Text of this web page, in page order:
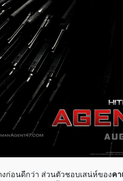
ก่อนดีกว่า ส่วนตัวชอบเสน่ห์ของคา